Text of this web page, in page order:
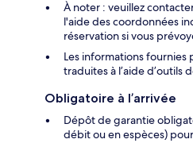
À noter : veuillez
l'aide des coordonnées
réservation si vous
Les informations
traduites à l’aide
Obligatoire à l’arrivée
Dépôt de garantie
débit ou en espèces)